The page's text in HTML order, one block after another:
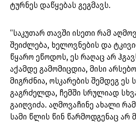
ტურნეს დაწყებას გეგმავს.
“საკუთარ თავში ისეთი რამ
შეიძლება, ხელოვნების და
წყარო ეწოდოს, ეს რაღაც არ
აქამდე გამომიცდია, მისი
მიგრძნია, ოსკარების შემდეგ ეს
გაგრძელდა, ჩემში სრულიად
გაიღვიძა. აღმოვაჩინე ახალი
სამი წლის წინ წარმოდგენაც არ